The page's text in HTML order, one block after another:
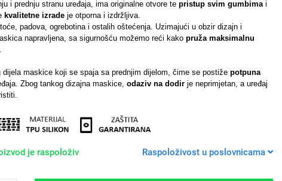
i prednju stranu uređaja, ima originalne otvore te pristup svim gumbimai
kvalitetne izradeje otporna i izdržljiva.
padova, ogrebotina i ostalih oštećenja. Uzimajući u obzir dizajn i
napravljena, sa sigurnošću možemo reći kako pruža maksimalnu
maskice koji se spaja sa prednjim dijelom, čime se postiže potpuna
Zbog tankog dizajna maskice, odaziv na dodirje neprimjetan, a uređaj
je raspoloživ Raspoloživost u poslovnicama